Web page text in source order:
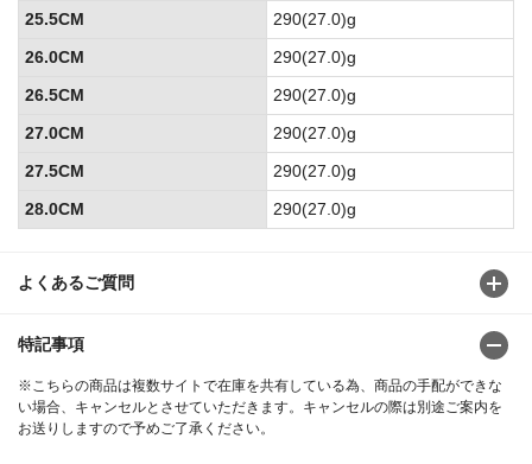
よくあるご質問
特記事項
※こちらの商品は複数サイトで在庫を共有している為、商品の手配ができな
い場合、キャンセルとさせていただきます。キャンセルの際は別途ご案内を
お送りしますので予めご了承ください。
25.5CM
290(27.0)g
26.0CM
290(27.0)g
26.5CM
290(27.0)g
27.0CM
290(27.0)g
27.5CM
290(27.0)g
28.0CM
290(27.0)g